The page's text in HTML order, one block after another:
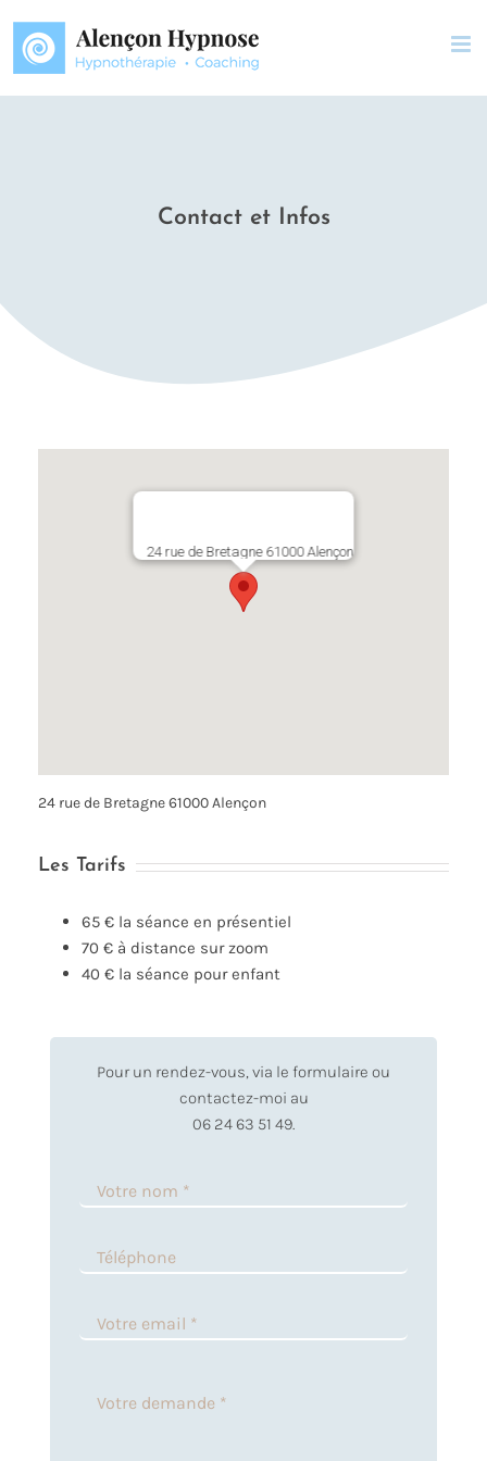
contenu
Contact et Infos
Pour un rendez-vous, via le formulaire ou
contactez-moi au
06 24 63 51 49.
24 rue de Bretagne 61000 Alençon
24 rue de Bretagne 61000 Alençon
Les Tarifs
65 € la séance en présentiel
70 € à distance sur zoom
40 € la séance pour enfant